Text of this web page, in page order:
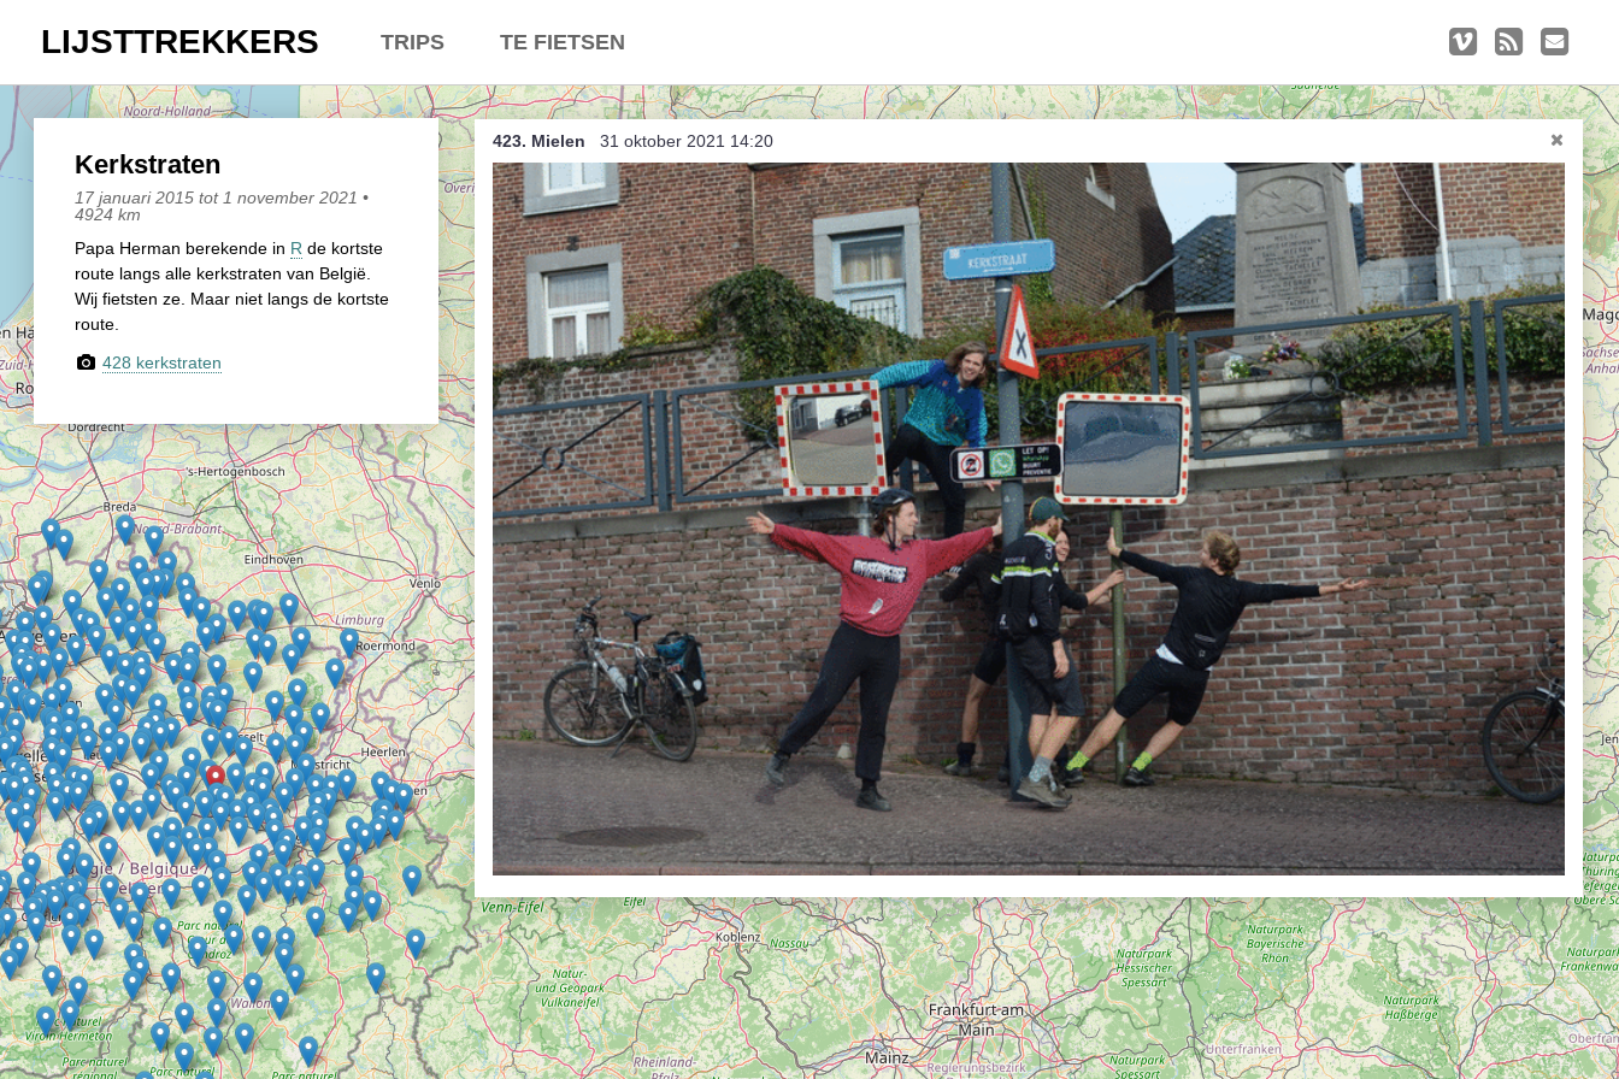
LIJSTTREKKERS TRIPS
Kasseien
België / Duitsland / Nederland
Hoogtepunten
Soeperlange tocht
Afleveringen
Bounding Boxes
Ambiance, ambiance, ambiance
De groetjes terug
Doelloos
Ronde Van Flandriën
Dhr. Dries
Schapentocht
Het lossen van de kunst
Kerkstraten
7 rollen van Steven Seagal
Dodentocht
Redelijk slecht weer
In vogelvlucht
TE FIETSEN
Overtroffen (onzuivere) Trap
België in Nederland
Nederland in België
Een eindje breien
Dhr. Dries (bis)
Lettertje anders
Lettertje dabij (unsorted)
Lettertje dabij
Zowel Herent als Herentals
Heen en weer
Natuurlijk meest volmaakte tocht door België
15 eiken
De ronde van het beest
Albertkanaal everesten
De diagonaal van België
Rues de Léglise
Ravel
Binnenkopper
423. Mielen 31 oktober 2021 14:20
Kerkstraten
17 januari 2015 tot 1 november 2021 •
4924 km
Papa Herman berekende in R de kortste
route langs alle kerkstraten van België.
Wij fietsten ze. Maar niet langs de kortste
route.
428 kerkstraten